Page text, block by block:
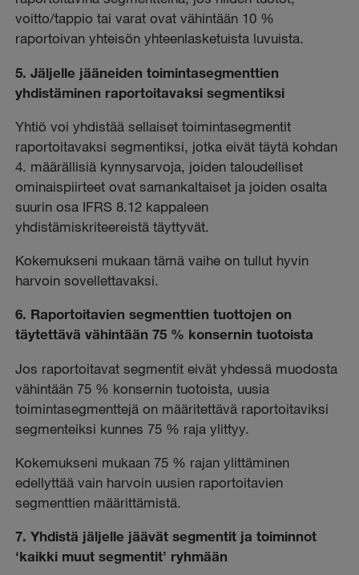
voitto/tappio tai varat ovat vähintään 10 %
raportoivan yhteisön yhteenlasketuista luvuista.
5. Jäljelle jääneiden toimintasegmenttien
yhdistäminen raportoitavaksi segmentiksi
Yhtiö voi yhdistää sellaiset toimintasegmentit
raportoitavaksi segmentiksi, jotka eivät täytä kohdan
4. määrällisiä kynnysarvoja, joiden taloudelliset
ominaispiirteet ovat samankaltaiset ja joiden osalta
suurin osa IFRS 8.12 kappaleen
yhdistämiskriteereistä täyttyvät.
Kokemukseni mukaan tämä vaihe on tullut hyvin
harvoin sovellettavaksi.
6. Raportoitavien segmenttien tuottojen on
täytettävä vähintään 75 % konsernin tuotoista
Jos raportoitavat segmentit eivät yhdessä muodosta
vähintään 75 % konsernin tuotoista, uusia
toimintasegmenttejä on määritettävä raportoitaviksi
segmenteiksi kunnes 75 % raja ylittyy.
Kokemukseni mukaan 75 % rajan ylittäminen
edellyttää vain harvoin uusien raportoitavien
segmenttien määrittämistä.
7. Yhdistä jäljelle jäävät segmentit ja toiminnot
‘kaikki muut segmentit’ ryhmään